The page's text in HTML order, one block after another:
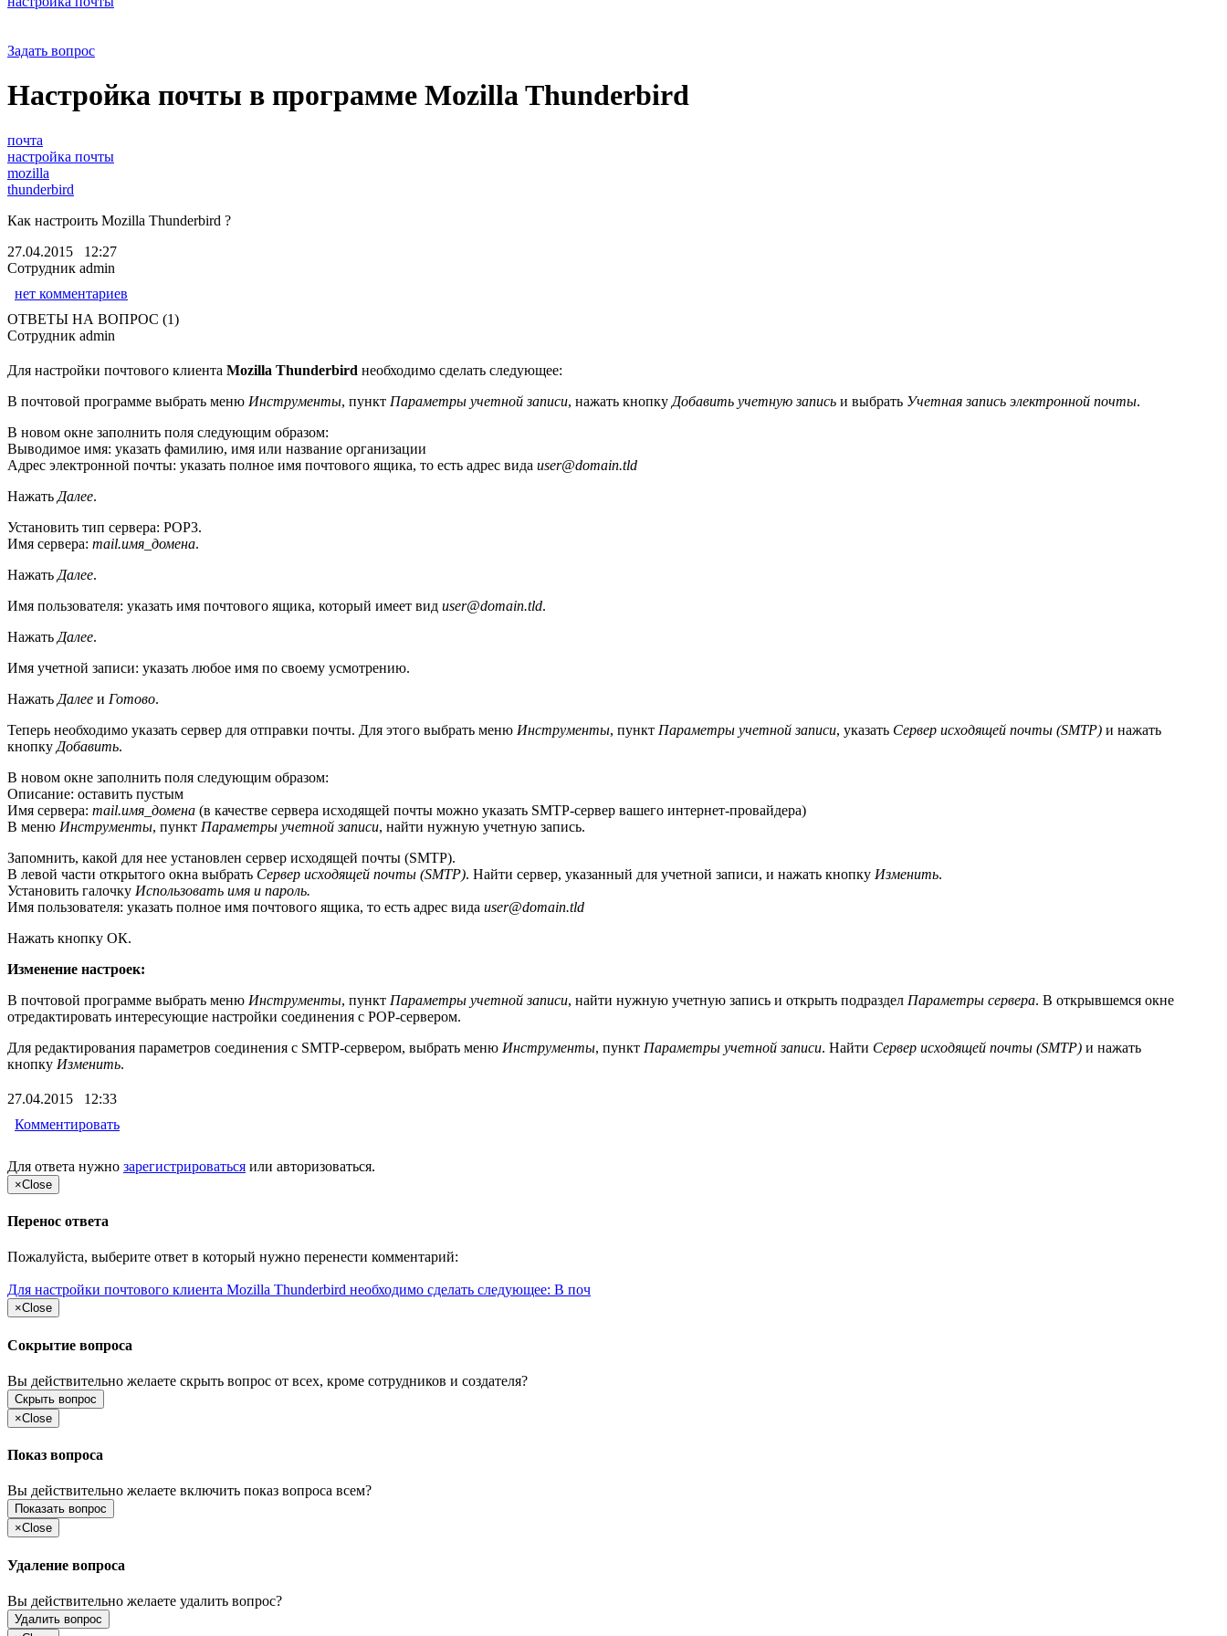
Задать вопрос
Настройка почты в программе Mozilla Thunderbird
почта
настройка почты
mozilla
thunderbird
Как настроить Mozilla Thunderbird ?
27.04.2015 12:27
Сотрудник admin
нет комментариев
ОТВЕТЫ НА ВОПРОС (1)
Сотрудник admin
Для настройки почтового клиента Mozilla Thunderbird необходимо сделать следующее:
В почтовой программе выбрать меню Инструменты, пункт Параметры учетной записи, нажать кнопку Добавить учетную запись и выбрать Учетная запись электронной почты.
В новом окне заполнить поля следующим образом:
Выводимое имя: указать фамилию, имя или название организации
Адрес электронной почты: указать полное имя почтового ящика, то есть адрес вида user@domain.tld
Нажать Далее.
Установить тип сервера: POP3.
Имя сервера: mail.имя_домена.
Нажать Далее.
Имя пользователя: указать имя почтового ящика, который имеет вид user@domain.tld.
Нажать Далее.
Имя учетной записи: указать любое имя по своему усмотрению.
Нажать Далее и Готово.
Теперь необходимо указать сервер для отправки почты. Для этого выбрать меню Инструменты, пункт Параметры учетной записи, указать Сервер исходящей почты (SMTP) и нажать
кнопку Добавить.
В новом окне заполнить поля следующим образом:
Описание: оставить пустым
Имя сервера: mail.имя_домена (в качестве сервера исходящей почты можно указать SMTP-сервер вашего интернет-провайдера)
В меню Инструменты, пункт Параметры учетной записи, найти нужную учетную запись.
Запомнить, какой для нее установлен сервер исходящей почты (SMTP).
В левой части открытого окна выбрать Сервер исходящей почты (SMTP). Найти сервер, указанный для учетной записи, и нажать кнопку Изменить.
Установить галочку Использовать имя и пароль.
Имя пользователя: указать полное имя почтового ящика, то есть адрес вида user@domain.tld
Нажать кнопку ОК.
Изменение настроек:
В почтовой программе выбрать меню Инструменты, пункт Параметры учетной записи, найти нужную учетную запись и открыть подраздел Параметры сервера. В открывшемся окне
отредактировать интересующие настройки соединения с POP-сервером.
Для редактирования параметров соединения с SMTP-сервером, выбрать меню Инструменты, пункт Параметры учетной записи. Найти Сервер исходящей почты (SMTP) и нажать
кнопку Изменить.
27.04.2015 12:33
Комментировать
Для ответа нужно зарегистрироваться или авторизоваться.
×Close
Перенос ответа
Пожалуйста, выберите ответ в который нужно перенести комментарий:
Для настройки почтового клиента Mozilla Thunderbird необходимо сделать следующее: В поч
×Close
Сокрытие вопроса
Вы действительно желаете скрыть вопрос от всех, кроме сотрудников и создателя?
Скрыть вопрос
×Close
Показ вопроса
Вы действительно желаете включить показ вопроса всем?
Показать вопрос
×Close
Удаление вопроса
Вы действительно желаете удалить вопрос?
Удалить вопрос